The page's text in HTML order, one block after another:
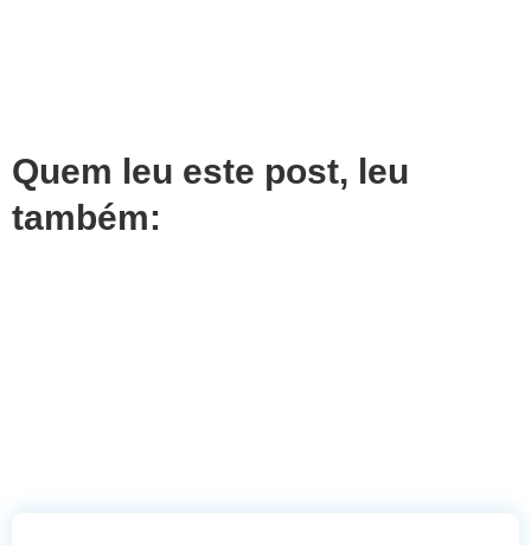
Quem leu este post, leu
também: